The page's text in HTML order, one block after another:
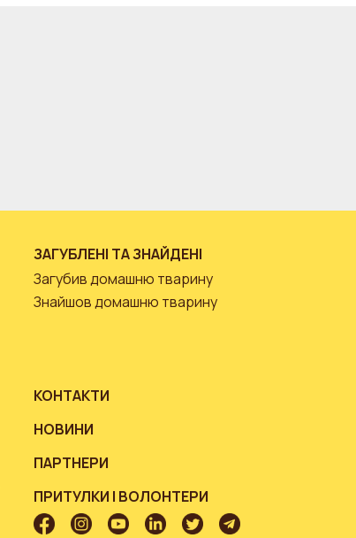
ЗАГУБЛЕНІ ТА ЗНАЙДЕНІ
Загубив домашню тварину
Знайшов домашню тварину
КОНТАКТИ
НОВИНИ
ПАРТНЕРИ
ПРИТУЛКИ І ВОЛОНТЕРИ